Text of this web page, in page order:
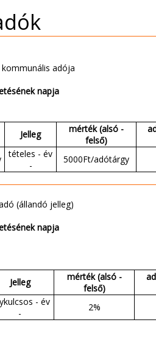
adója
napja
Jelleg
mérték (alsó -
felső)
tételes - év
-
5000Ft/adótárgy
(állandó jelleg)
napja
Jelleg
mérték (alsó -
felső)
- év
-
2%